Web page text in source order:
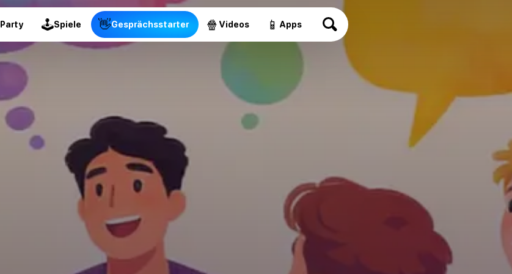
Party 🕹Spiele 👋Gesprächsstarter 🍿 Videos 📱 Apps